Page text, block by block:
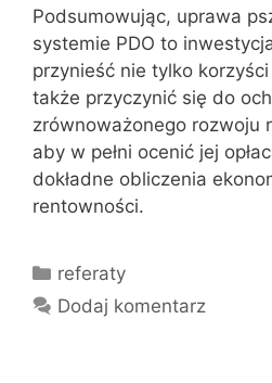
Podsumowując, uprawa
systemie PDO to
przynieść nie tylko
także przyczynić się do
zrównoważonego rozwoju
aby w pełni ocenić jej
dokładne obliczenia
rentowności.
Kategorie
referaty
Dodaj komentarz